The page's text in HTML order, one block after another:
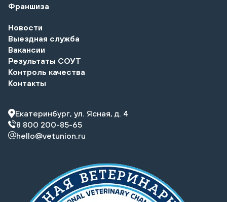
Франшиза
Новости
Выездная служба
Вакансии
Результаты СОУТ
Контроль качества
Контакты
Екатеринбург, ул. Ясная, д. 4
8 800 200-85-65
hello@vetunion.ru